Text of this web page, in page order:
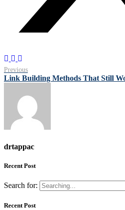
Previous
Link Building Methods That Still
drtappac
Recent Post
Search for:
Recent Post